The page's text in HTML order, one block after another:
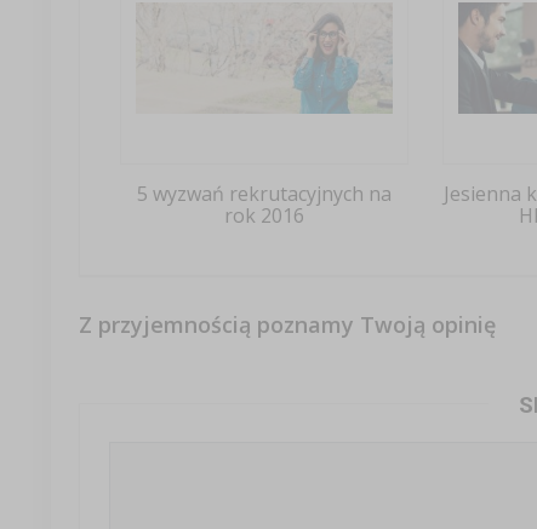
5 wyzwań rekrutacyjnych na
rok 2016
Jesienna
Z przyjemnością poznamy Twoją opinię